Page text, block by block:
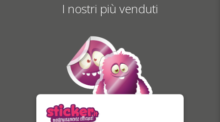
I nostri più venduti